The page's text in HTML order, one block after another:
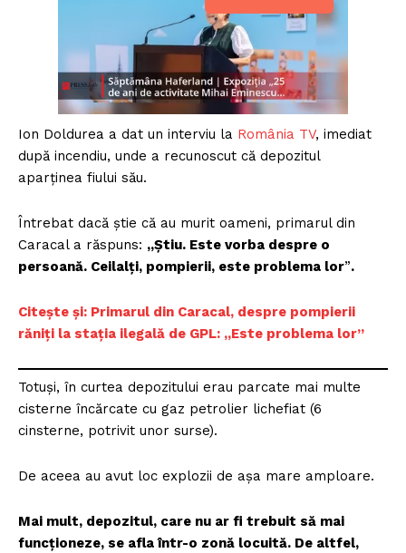
Ion Doldurea a dat un interviu la România TV, imediat
după incendiu, unde a recunoscut că depozitul
aparținea fiului său.
Întrebat dacă știe că au murit oameni, primarul din
Caracal a răspuns: „Ştiu. Este vorba despre o
persoană. Ceilalți, pompierii, este problema lor”.
Citește și: Primarul din Caracal, despre pompierii
răniți la stația ilegală de GPL: „Este problema lor”
Totuși, în curtea depozitului erau parcate mai multe
cisterne încărcate cu gaz petrolier lichefiat (6
cinsterne, potrivit unor surse).
De aceea au avut loc explozii de așa mare amploare.
Mai mult, depozitul, care nu ar fi trebuit să mai
funcționeze, se afla într-o zonă locuită. De altfel,